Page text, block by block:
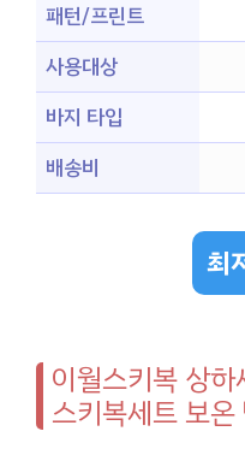
패턴/프린트
사용대상
바지 타입
배송비
최
이월스키복 상
스키복세트 보온